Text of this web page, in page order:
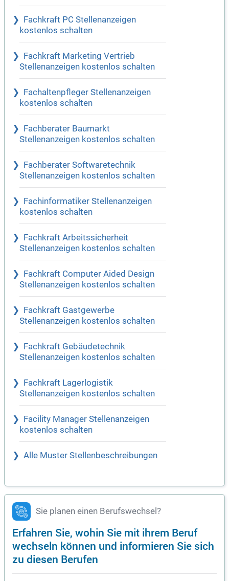
Fachkraft PC Stellenanzeigen
kostenlos schalten
Fachkraft Marketing Vertrieb
Stellenanzeigen kostenlos schalten
Fachaltenpfleger Stellenanzeigen
kostenlos schalten
Fachberater Baumarkt
Stellenanzeigen kostenlos schalten
Fachberater Softwaretechnik
Stellenanzeigen kostenlos schalten
Fachinformatiker Stellenanzeigen
kostenlos schalten
Fachkraft Arbeitssicherheit
Stellenanzeigen kostenlos schalten
Fachkraft Computer Aided Design
Stellenanzeigen kostenlos schalten
Fachkraft Gastgewerbe
Stellenanzeigen kostenlos schalten
Fachkraft Gebäudetechnik
Stellenanzeigen kostenlos schalten
Fachkraft Lagerlogistik
Stellenanzeigen kostenlos schalten
Facility Manager Stellenanzeigen
kostenlos schalten
Alle Muster Stellenbeschreibungen
Sie planen einen Berufswechsel?
Erfahren Sie, wohin Sie mit ihrem Beruf
wechseln können und informieren Sie sich
zu diesen Berufen